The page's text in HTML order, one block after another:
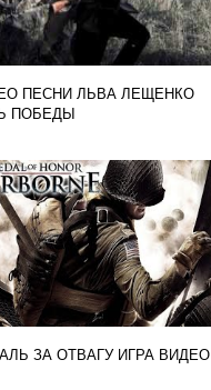
ПЕСНИ ЛЬВА ЛЕЩЕНКО
ПОБЕДЫ
ЗА ОТВАГУ ИГРА ВИДЕО